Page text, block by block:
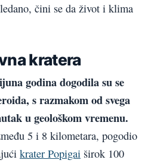
čini se da život i klima
kratera
godina dogodila su se
s razmakom od svega
u geološkom vremenu.
5 i 8 kilometara, pogodio
krater Popigai širok 100